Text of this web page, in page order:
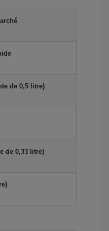
de 0,5 litre)
de 0,33 litre)